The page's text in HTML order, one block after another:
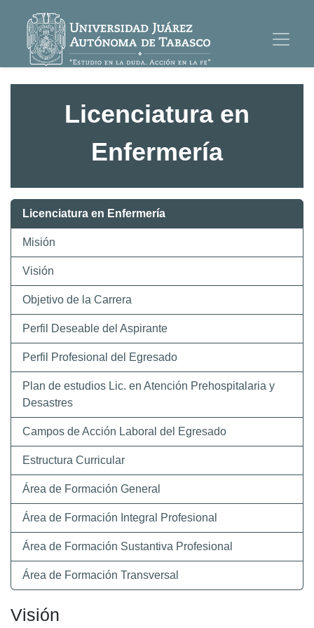
Licenciatura en
Enfermería
Licenciatura en Enfermería
Misión
Visión
Objetivo de la Carrera
Perfil Deseable del Aspirante
Perfil Profesional del Egresado
Plan de estudios Lic. en Atención Prehospitalaria y
Desastres
Campos de Acción Laboral del Egresado
Estructura Curricular
Área de Formación General
Área de Formación Integral Profesional
Área de Formación Sustantiva Profesional
Área de Formación Transversal
Visión